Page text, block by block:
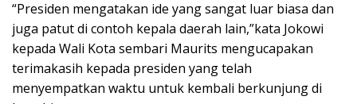
“Presiden mengatakan ide yang sangat luar biasa dan
juga patut di contoh kepala daerah lain,”kata Jokowi
kepada Wali Kota sembari Maurits mengucapakan
terimakasih kepada presiden yang telah
menyempatkan waktu untuk kembali berkunjung di